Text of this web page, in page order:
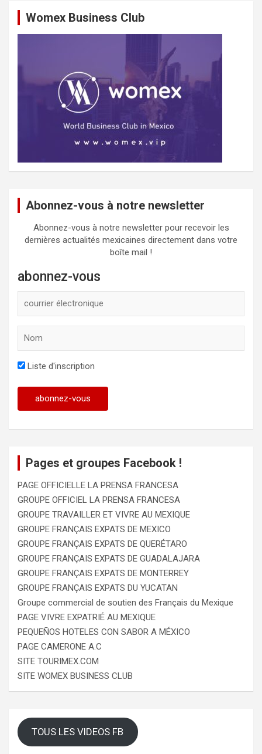
Womex Business Club
Abonnez-vous à notre newsletter
Abonnez-vous à notre newsletter pour recevoir les
dernières actualités mexicaines directement dans votre
boîte mail !
abonnez-vous
Liste d'inscription
Pages et groupes Facebook !
PAGE OFFICIELLE LA PRENSA FRANCESA
GROUPE OFFICIEL LA PRENSA FRANCESA
GROUPE TRAVAILLER ET VIVRE AU MEXIQUE
GROUPE FRANÇAIS EXPATS DE MEXICO
GROUPE FRANÇAIS EXPATS DE QUERÉTARO
GROUPE FRANÇAIS EXPATS DE GUADALAJARA
GROUPE FRANÇAIS EXPATS DE MONTERREY
GROUPE FRANÇAIS EXPATS DU YUCATAN
Groupe commercial de soutien des Français du Mexique
PAGE VIVRE EXPATRIÉ AU MEXIQUE
PEQUEÑOS HOTELES CON SABOR A MÉXICO
PAGE CAMERONE A.C
SITE TOURIMEX.COM
SITE WOMEX BUSINESS CLUB
TOUS LES VIDEOS FB